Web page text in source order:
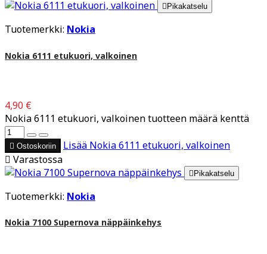
 Pikakatselu
Tuotemerkki: Nokia
Nokia 6111 etukuori, valkoinen
4,90 €
Nokia 6111 etukuori, valkoinen tuotteen määrä kenttä
 Ostoskoriin Lisää Nokia 6111 etukuori, valkoinen
 Varastossa
Pikakatselu
Tuotemerkki: Nokia
Nokia 7100 Supernova näppäinkehys